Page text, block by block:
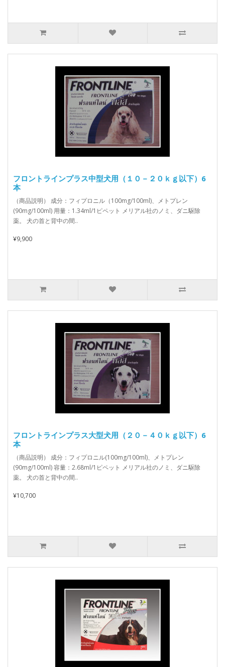
フロントラインプラス中型犬用（１０－２０ｋｇ以下）6
本
（商品説明） 成分：フィプロニル（100mg/100ml)、メトプレン
(90mg/100ml) 用量：1.34ml/1ピペット メリアル社のノミ、ダニ駆除
薬。 犬の首と背中の間..
¥9,900
フロントラインプラス大型犬用（２０－４０ｋｇ以下）6
本
（商品説明） 成分：フィプロニル(100mg/100ml)、メトプレン
(90mg/100ml) 容量：2.68ml/1ピペット メリアル社のノミ、ダニ駆除
薬。 犬の首と背中の間..
¥10,700